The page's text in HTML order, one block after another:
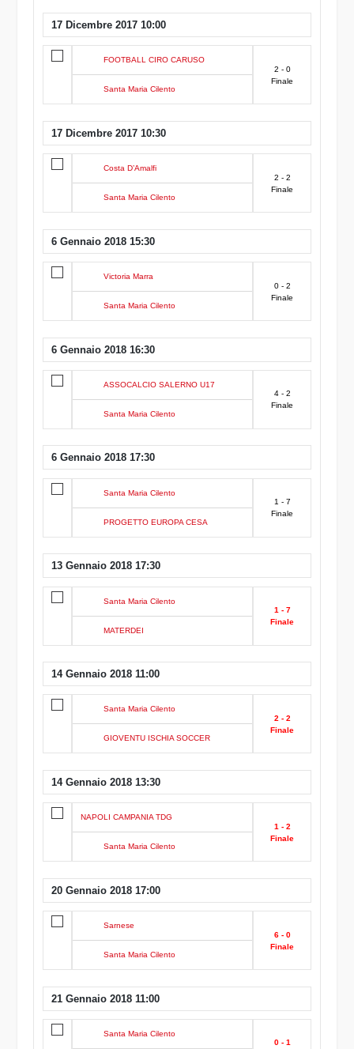
17 Dicembre 2017 10:00
FOOTBALL CIRO CARUSO
Santa Maria Cilento
2 - 0
Finale
17 Dicembre 2017 10:30
Costa D’Amalfi
Santa Maria Cilento
2 - 2
Finale
6 Gennaio 2018 15:30
Victoria Marra
Santa Maria Cilento
0 - 2
Finale
6 Gennaio 2018 16:30
ASSOCALCIO SALERNO U17
Santa Maria Cilento
4 - 2
Finale
6 Gennaio 2018 17:30
Santa Maria Cilento
PROGETTO EUROPA CESA
1 - 7
Finale
13 Gennaio 2018 17:30
Santa Maria Cilento
MATERDEI
1 - 7
Finale
14 Gennaio 2018 11:00
Santa Maria Cilento
GIOVENTU ISCHIA SOCCER
2 - 2
Finale
14 Gennaio 2018 13:30
NAPOLI CAMPANIA TDG
Santa Maria Cilento
1 - 2
Finale
20 Gennaio 2018 17:00
Sarnese
Santa Maria Cilento
6 - 0
Finale
21 Gennaio 2018 11:00
Santa Maria Cilento
0 - 1